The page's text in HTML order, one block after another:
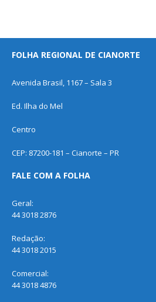
FOLHA REGIONAL DE CIANORTE
Avenida Brasil, 1167 – Sala 3
Ed. Ilha do Mel
Centro
CEP: 87200-181 – Cianorte – PR
FALE COM A FOLHA
Geral:
44 3018 2876
Redação:
44 3018 2015
Comercial:
44 3018 4876